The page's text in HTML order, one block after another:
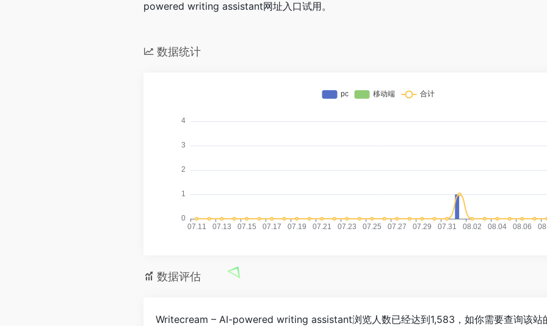
powered writing assistant网址入口试用。
数据统计
数据评估
Writecream – AI-powered writing assistant浏览人数已经达到1,583，如你需要查询该站